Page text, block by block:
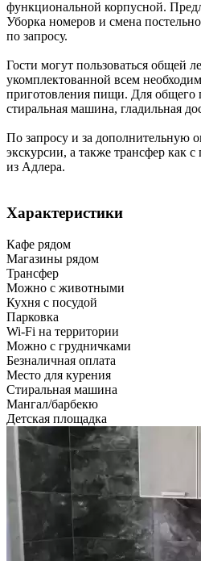
функциональной корпусной.
Уборка номеров и смена
по запросу.
Гости могут пользоваться общей
укомплектованной всем
приготовления пищи. Для общего
стиральная машина, гладильная
По запросу и за дополнительную
экскурсии, а также трансфер как
из Адлера.
Характеристики
Кафе рядом
Магазины рядом
Трансфер
Можно с животными
Кухня с посудой
Парковка
Wi-Fi на территории
Можно с грудничками
Безналичная оплата
Место для курения
Стиральная машина
Мангал/барбекю
Детская площадка